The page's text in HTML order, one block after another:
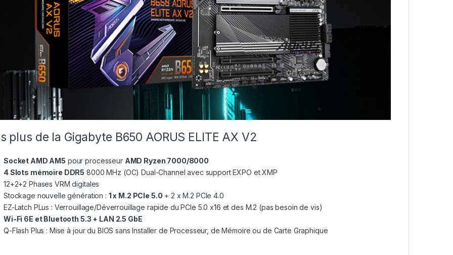
plus de la Gigabyte B650 AORUS ELITE AX V2
Socket AMD AM5 pour processeur AMD Ryzen 7000/8000
4 Slots mémoire DDR5 8000 MHz (OC) Dual-Channel avec support EXPO et XMP
12+2+2 Phases VRM digitales
Stockage nouvelle génération : 1 x M.2 PCIe 5.0 + 2 x M.2 PCIe 4.0
EZ-Latch PLus : Verrouillage/Déverrouillage rapide du PCIe 5.0 x16 et des M.2 (pas besoin de vis)
Wi-Fi 6E et Bluetooth 5.3 + LAN 2.5 GbE
Q-Flash Plus : Mise à jour du BIOS sans Installer de Processeur, de Mémoire ou de Carte Graphique